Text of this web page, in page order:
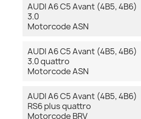
AUDI A6 C5 Avant (4B5, 4B6)
3.0
Motorcode ASN
AUDI A6 C5 Avant (4B5, 4B6)
3.0 quattro
Motorcode ASN
AUDI A6 C5 Avant (4B5, 4B6)
RS6 plus quattro
Motorcode BRV